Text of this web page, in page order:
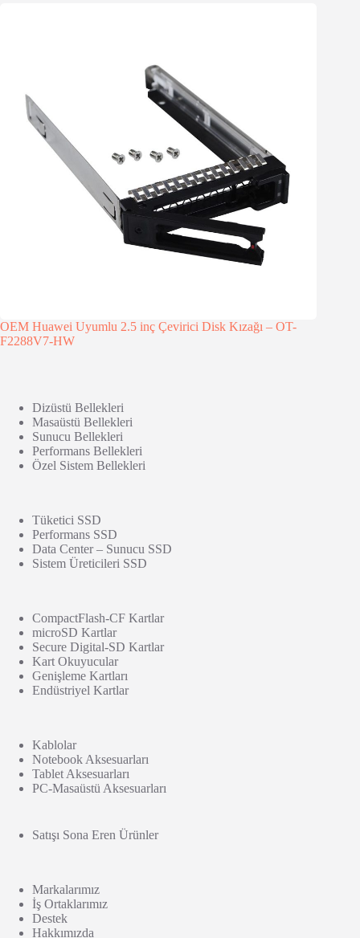
OEM Huawei Uyumlu 2.5 inç Çevirici Disk Kızağı – OT-
F2288V7-HW
Dizüstü Bellekleri
Masaüstü Bellekleri
Sunucu Bellekleri
Performans Bellekleri
Özel Sistem Bellekleri
Tüketici SSD
Performans SSD
Data Center – Sunucu SSD
Sistem Üreticileri SSD
CompactFlash-CF Kartlar
microSD Kartlar
Secure Digital-SD Kartlar
Kart Okuyucular
Genişleme Kartları
Endüstriyel Kartlar
Kablolar
Notebook Aksesuarları
Tablet Aksesuarları
PC-Masaüstü Aksesuarları
Satışı Sona Eren Ürünler
Markalarımız
İş Ortaklarımız
Destek
Hakkımızda